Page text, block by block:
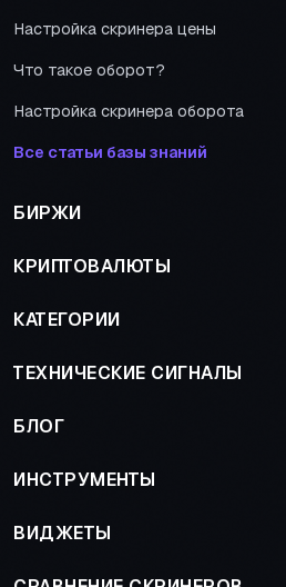
Настройка скринера цены
Что такое оборот?
Настройка скринера оборота
Все статьи базы знаний
БИРЖИ
КРИПТОВАЛЮТЫ
КАТЕГОРИИ
ТЕХНИЧЕСКИЕ СИГНАЛЫ
БЛОГ
ИНСТРУМЕНТЫ
ВИДЖЕТЫ